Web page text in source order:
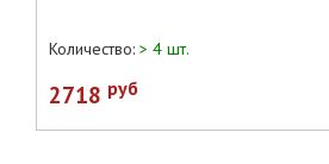
Количество: > 4 шт.
2718 руб